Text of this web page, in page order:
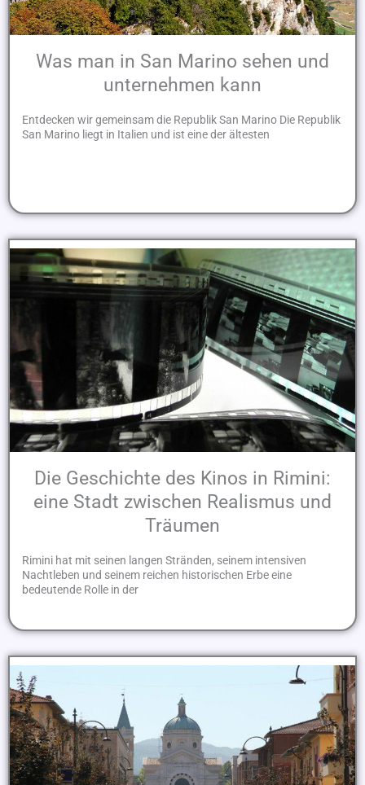
Was man in San Marino sehen und
unternehmen kann
Entdecken wir gemeinsam die Republik San Marino Die Republik
San Marino liegt in Italien und ist eine der ältesten
Die Geschichte des Kinos in Rimini:
eine Stadt zwischen Realismus und
Träumen
Rimini hat mit seinen langen Stränden, seinem intensiven
Nachtleben und seinem reichen historischen Erbe eine
bedeutende Rolle in der